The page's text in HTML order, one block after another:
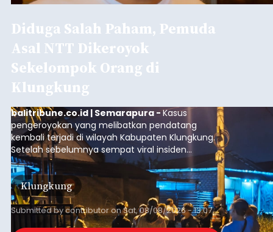
Diduga Salah Paham, Pemuda
Asal NTT Dikeroyok
Sekelompok Orang di
Klungkung
balitribune.co.id | Semarapura -Kasus
pengeroyokan yang melibatkan pendatang
kembali terjadi di wilayah Kabupaten Klungkung.
Setelah sebelumnya sempat viral insiden
keributan di barat Pasar Galiran, peristiwa serupa
kini menimpa seorang pemuda asal Kabupaten
Sumba Barat Daya (SBD), Nusa Tenggara Timur
(NTT).
Klungkung
Submitted bycontributoronSat, 08/08/2026 - 13:07